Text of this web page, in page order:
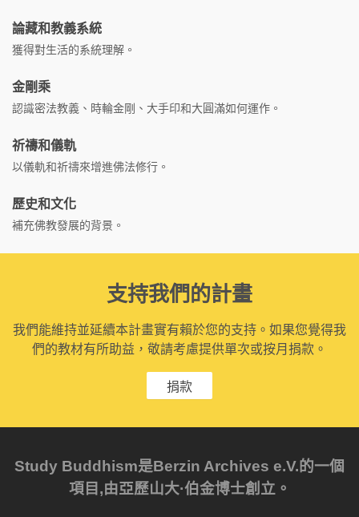
論藏和教義系統
獲得對生活的系統理解。
金剛乘
認識密法教義、時輪金剛、大手印和大圓滿如何運作。
祈禱和儀軌
以儀軌和祈禱來增進佛法修行。
歷史和文化
補充佛教發展的背景。
支持我們的計畫
我們能維持並延續本計畫實有賴於您的支持。如果您覺得我
們的教材有所助益，敬請考慮提供單次或按月捐款。
捐款
Study Buddhism是Berzin Archives e.V.的一個
項目,由亞歷山大·伯金博士創立。